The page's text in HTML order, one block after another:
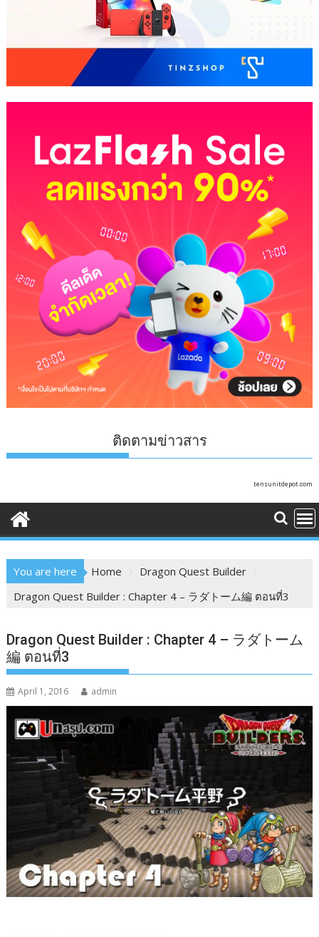
ติดตามข่าวสาร
tensunitdepot.com
You are here Home
Dragon Quest Builder
Dragon Quest Builder : Chapter 4 – ラダトーム編 ตอนที่3
Dragon Quest Builder : Chapter 4 – ラダトーム
編 ตอนที่3
April 1, 2016 admin